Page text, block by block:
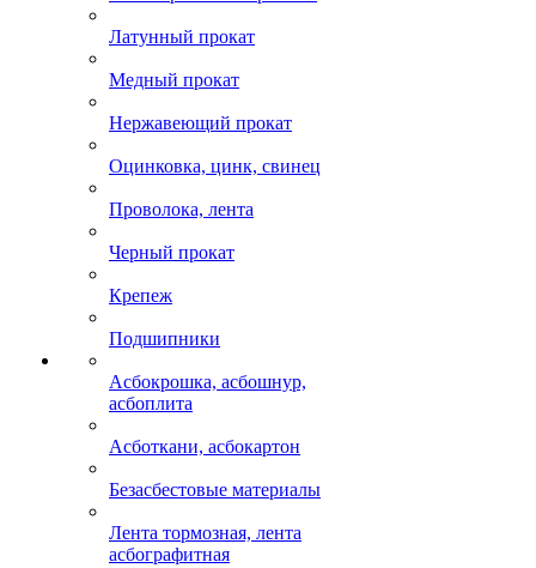
Латунный прокат
Медный прокат
Нержавеющий прокат
Оцинковка, цинк, свинец
Проволока, лента
Черный прокат
Крепеж
Подшипники
Асбокрошка, асбошнур,
асбоплита
Асботкани, асбокартон
Безасбестовые материалы
Лента тормозная, лента
асбографитная